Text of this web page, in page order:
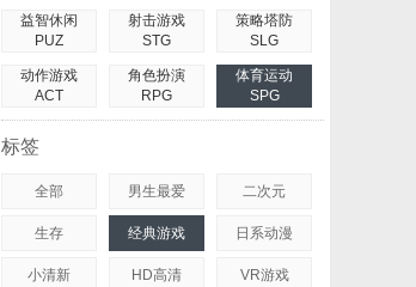
益智休闲
PUZ
射击游戏
STG
策略塔防
SLG
动作游戏
ACT
角色扮演
RPG
体育运动
SPG
标签
全部 男生最爱 二次元
生存 经典游戏 日系动漫
小清新 HD高清 VR游戏